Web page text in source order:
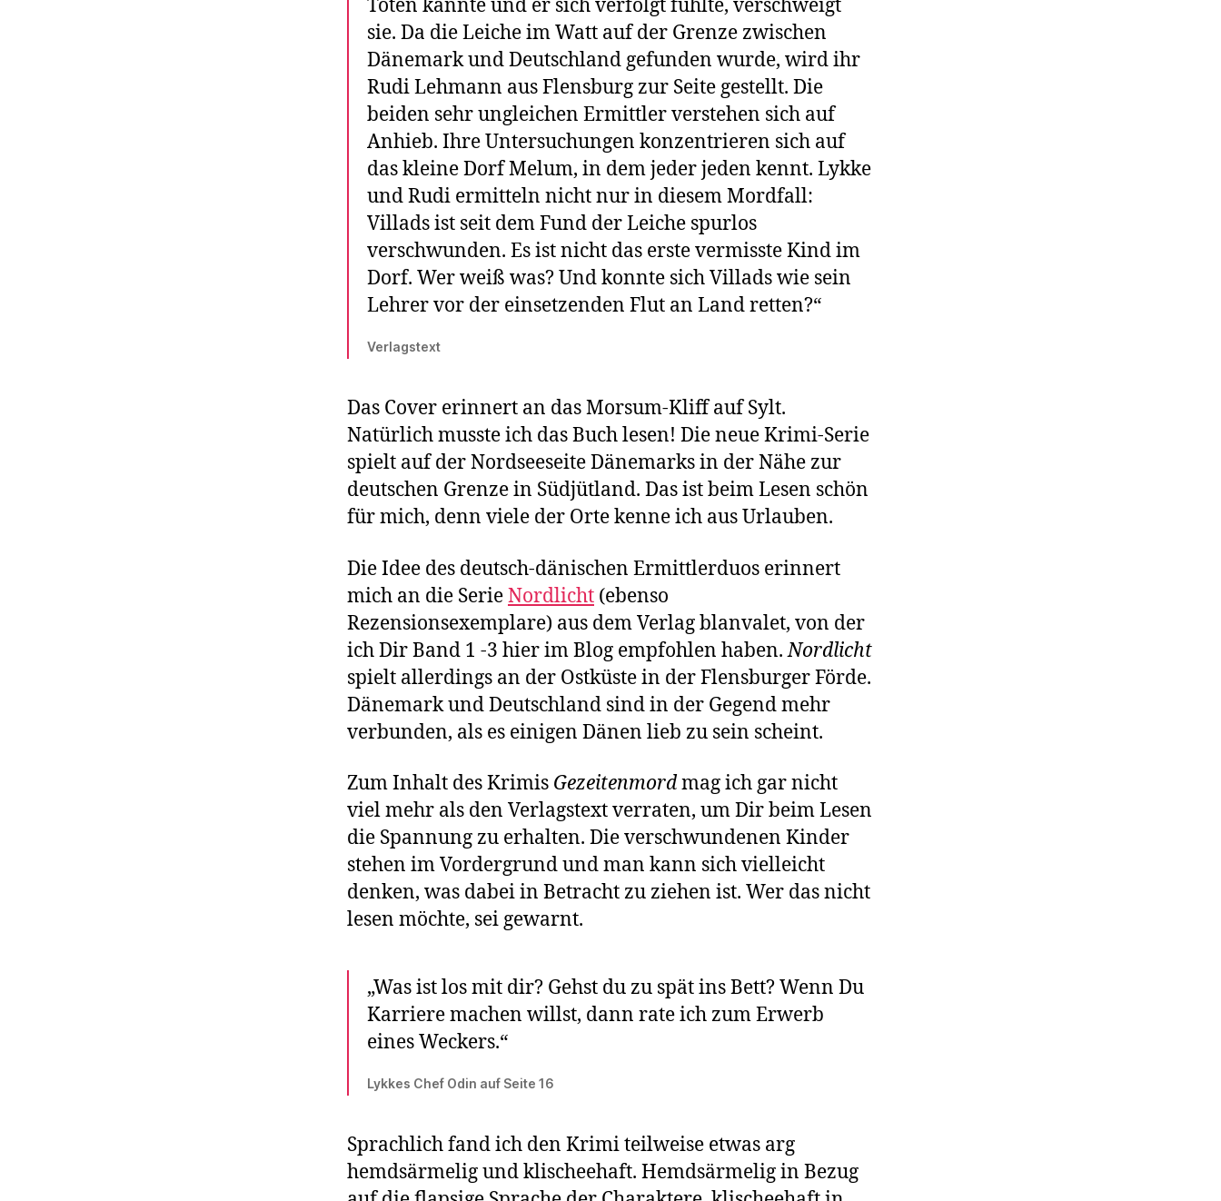
Toten kannte und er sich verfolgt fühlte, verschweigt
sie. Da die Leiche im Watt auf der Grenze zwischen
Dänemark und Deutschland gefunden wurde, wird ihr
Rudi Lehmann aus Flensburg zur Seite gestellt. Die
beiden sehr ungleichen Ermittler verstehen sich auf
Anhieb. Ihre Untersuchungen konzentrieren sich auf
das kleine Dorf Melum, in dem jeder jeden kennt. Lykke
und Rudi ermitteln nicht nur in diesem Mordfall:
Villads ist seit dem Fund der Leiche spurlos
verschwunden. Es ist nicht das erste vermisste Kind im
Dorf. Wer weiß was? Und konnte sich Villads wie sein
Lehrer vor der einsetzenden Flut an Land retten?“
Verlagstext
Das Cover erinnert an das Morsum-Kliff auf Sylt.
Natürlich musste ich das Buch lesen! Die neue Krimi-Serie
spielt auf der Nordseeseite Dänemarks in der Nähe zur
deutschen Grenze in Südjütland. Das ist beim Lesen schön
für mich, denn viele der Orte kenne ich aus Urlauben.
Die Idee des deutsch-dänischen Ermittlerduos erinnert
mich an die SerieNordlicht (ebenso
Rezensionsexemplare) aus dem Verlag blanvalet, von der
ich Dir Band 1 -3 hier im Blog empfohlen haben.Nordlicht
spielt allerdings an der Ostküste in der Flensburger Förde.
Dänemark und Deutschland sind in der Gegend mehr
verbunden, als es einigen Dänen lieb zu sein scheint.
Zum Inhalt des Krimis Gezeitenmordmag ich gar nicht
viel mehr als den Verlagstext verraten, um Dir beim Lesen
die Spannung zu erhalten. Die verschwundenen Kinder
stehen im Vordergrund und man kann sich vielleicht
denken, was dabei in Betracht zu ziehen ist. Wer das nicht
lesen möchte, sei gewarnt.
„Was ist los mit dir? Gehst du zu spät ins Bett? Wenn Du
Karriere machen willst, dann rate ich zum Erwerb
eines Weckers.“
Lykkes Chef Odin auf Seite 16
Sprachlich fand ich den Krimi teilweise etwas arg
hemdsärmelig und klischeehaft. Hemdsärmelig in Bezug